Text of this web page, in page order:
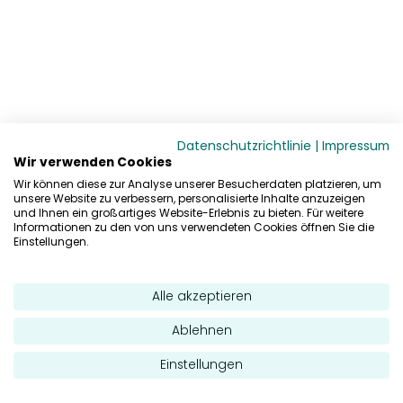
Datenschutzrichtlinie | Impressum
Wir verwenden Cookies
Wir können diese zur Analyse unserer Besucherdaten platzieren, um
unsere Website zu verbessern, personalisierte Inhalte anzuzeigen
und Ihnen ein großartiges Website-Erlebnis zu bieten. Für weitere
Informationen zu den von uns verwendeten Cookies öffnen Sie die
Einstellungen.
Alle akzeptieren
Ablehnen
Einstellungen